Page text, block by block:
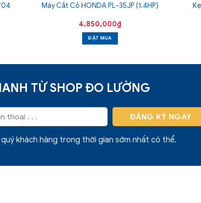
Máy Cắt Cỏ HONDA PL-35JP (1.4HP)
4,850,000₫
ĐẶT MUA
TỪ SHOP ĐO LƯỜNG
khách hàng trong thời gian sớm nhất có thể.